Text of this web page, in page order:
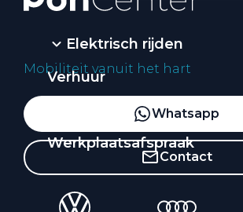
Elektrisch rijden
Verhuur
Vestigingen
Werkplaatsafspraak
Mobiliteit vanuit het hart
Whatsapp
Contact